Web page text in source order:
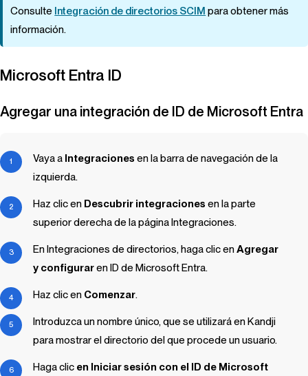
Consulte Integración de directorios SCIM para obtener más
información.
Microsoft Entra ID
Agregar una integración de ID de Microsoft Entra
Vaya a Integraciones en la barra de navegación de la
izquierda.
Haz clic en Descubrir integraciones en la parte
superior derecha de la página Integraciones.
En Integraciones de directorios, haga clic enAgregar
y configuraren ID de Microsoft Entra.
Haz clic en Comenzar.
Introduzca un nombre único, que se utilizará enKandji
para mostrar el directorio del que procede un usuario.
Haga clic en Iniciar sesión con el ID de Microsoft